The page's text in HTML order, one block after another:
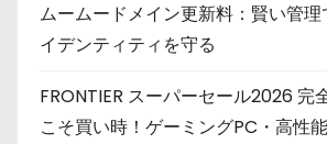
ムームードメイン更新料：賢い管
イデンティティを守る
FRONTIER スーパーセール2026 完
こそ買い時！ゲーミングPC・高性